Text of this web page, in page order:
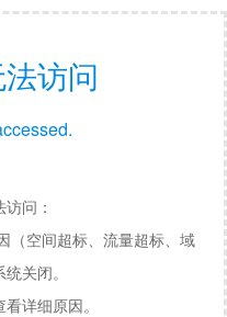
访问
问：
（空间超标、流量超标、域
关闭。
看详细原因。